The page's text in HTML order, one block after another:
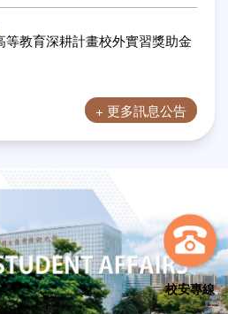
等教育深耕計畫校外實習獎助金
+ 更多訊息公告
校安專線